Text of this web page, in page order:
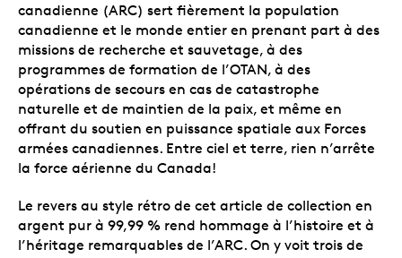
canadienne (ARC) sert fièrement la population
canadienne et le monde entier en prenant part à des
missions de recherche et sauvetage, à des
programmes de formation de l’OTAN, à des
opérations de secours en cas de catastrophe
naturelle et de maintien de la paix, et même en
offrant du soutien en puissance spatiale aux Forces
armées canadiennes. Entre ciel et terre, rien n’arrête
la force aérienne du Canada!
Le revers au style rétro de cet article de collection en
argent pur à 99,99 % rend hommage à l’histoire et à
l’héritage remarquables de l’ARC. On y voit trois de